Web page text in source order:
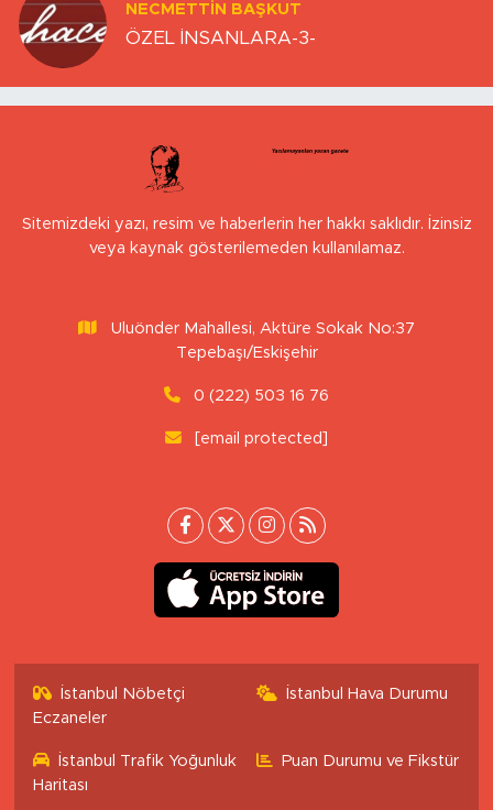
NECMETTIN BAŞKUT
ÖZEL İNSANLARA-3-
Sitemizdeki yazı, resim ve haberlerin her hakkı saklıdır. İzinsiz
veya kaynak gösterilemeden kullanılamaz.
Uluönder Mahallesi, Aktüre Sokak No:37
Tepebaşı/Eskişehir
0 (222) 503 16 76
[email protected]
İstanbul Nöbetçi
Eczaneler
İstanbul Hava Durumu
İstanbul Trafik Yoğunluk
Haritası
Puan Durumu ve Fikstür